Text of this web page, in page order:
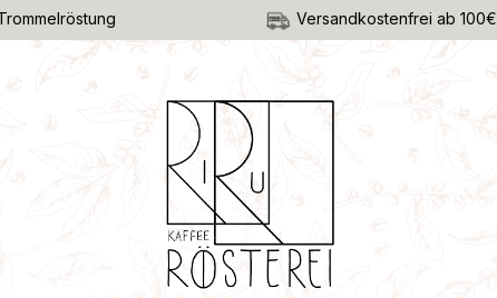
Versandkostenfrei ab 100€